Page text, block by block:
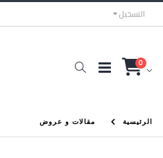
التسجيل
0
الرئيسية مقالات و عروض